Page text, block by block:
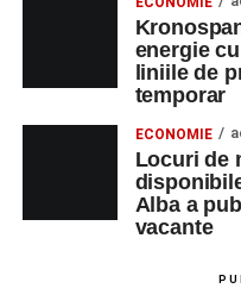
energie
liniile de
temporar
ECONOMIE
Locuri de
Alba a
vacante